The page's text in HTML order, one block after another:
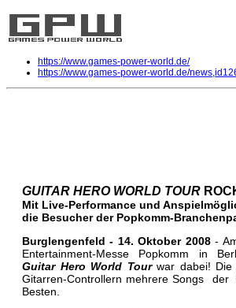
https://www.games-power-world.de/
https://www.games-power-world.de/
GUITAR HERO WORLD TOUR
Mit Live-Performance und
die Besucher der Popkomm-
Burglengenfeld - 14. Oktober 2008-
Entertainment-Messe Popkomm in
Guitar Hero World Tourwar dabei!
Gitarren-Controllern mehrere Songs
Besten.